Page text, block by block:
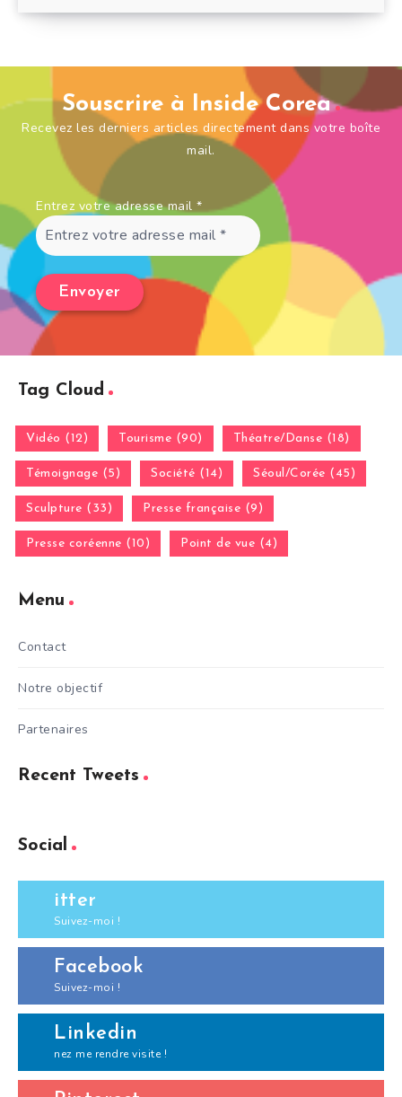
Souscrire à Inside Corea
Recevez les derniers articles directement dans votre boîte
mail.
Entrez votre adresse mail *
Tag Cloud
Vidéo (12) Tourisme (90) Théatre/Danse (18)
Témoignage (5) Société (14) Séoul/Corée (45)
Sculpture (33) Presse française (9)
Presse coréenne (10) Point de vue (4)
Menu
Contact
Notre objectif
Partenaires
Recent Tweets
Social
itter
Suivez-moi !
Facebook
Suivez-moi !
Linkedin
nez me rendre visite !